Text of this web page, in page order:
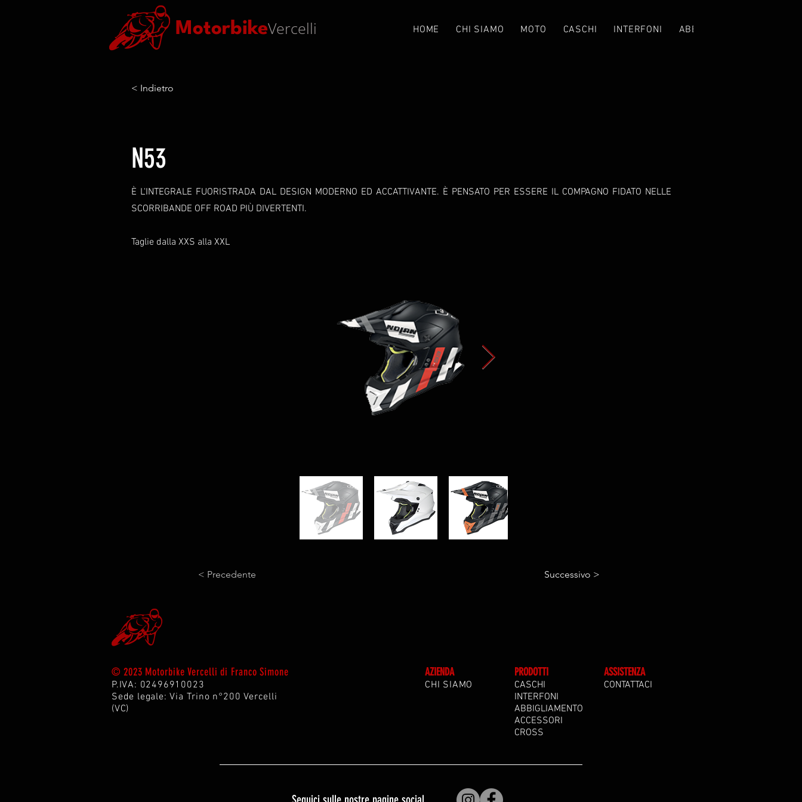
MotorbikeVercelli HOME CHI SIAMO MOTO CASCHI INTERFONI ABBIGLIAMENTO
< Indietro
N53
È L'INTEGRALE FUORISTRADA DAL DESIGN MODERNO ED ACCATTIVANTE. È PENSATO PER ESSERE IL COMPAGNO FIDATO NELLE
SCORRIBANDE OFF ROAD PIÙ DIVERTENTI.
Taglie dalla XXS alla XXL
< Precedente Successivo >
© 2023 Motorbike Vercelli di Franco Simone
P.IVA: 02496910023
Sede legale: Via Trino n°200 Vercelli
(VC)
AZIENDA
CHI SIAMO
PRODOTTI
CASCHI
INTERFONI
ABBIGLIAMENTO
ACCESSORI
CROSS
ASSISTENZA
CONTATTACI